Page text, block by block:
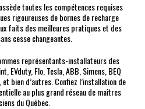
toutes les compétences requises
rigoureuses de bornes de recharge
faits des meilleures pratiques et des
cesse changeantes.
représentants-installateurs des
EVduty, Flo, Tesla, ABB, Simens, BEQ
et bien d’autres. Confiez l’installation de
au plus grand réseau de maîtres
du Québec.